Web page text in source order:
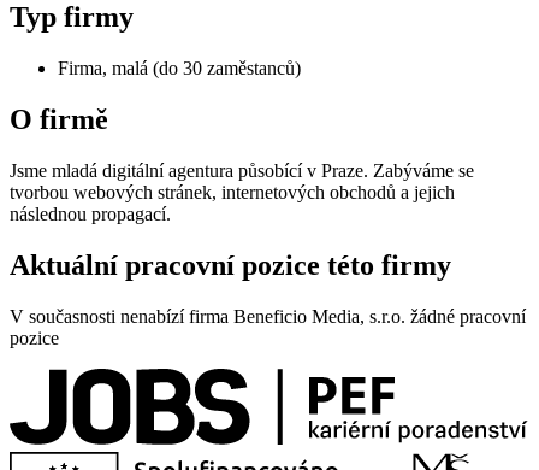
Typ firmy
Firma, malá (do 30 zaměstanců)
O firmě
Jsme mladá digitální agentura působící v Praze. Zabýváme se
tvorbou webových stránek, internetových obchodů a jejich
následnou propagací.
Aktuální pracovní pozice této firmy
V současnosti nenabízí firma Beneficio Media, s.r.o. žádné pracovní
pozice